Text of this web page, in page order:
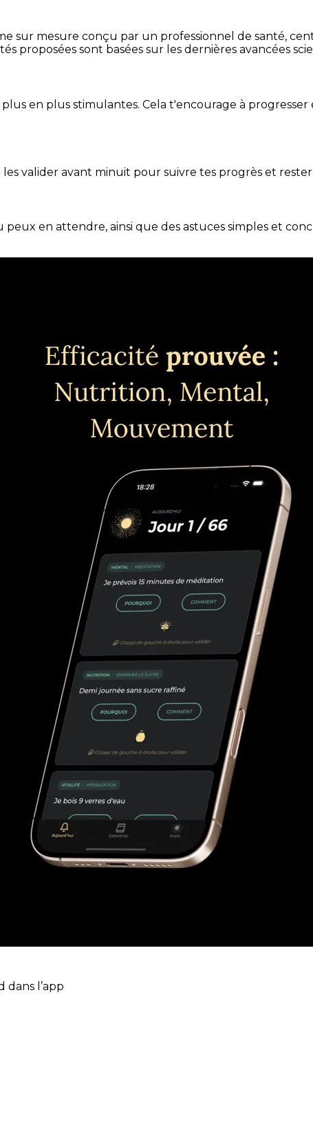
sur mesure conçu par un professionnel de santé,
proposées sont basées sur les dernières avancées
en plus stimulantes. Cela t'encourage à
valider avant minuit pour suivre tes progrès et rester
en attendre, ainsi que des astuces simples et
dans l’app